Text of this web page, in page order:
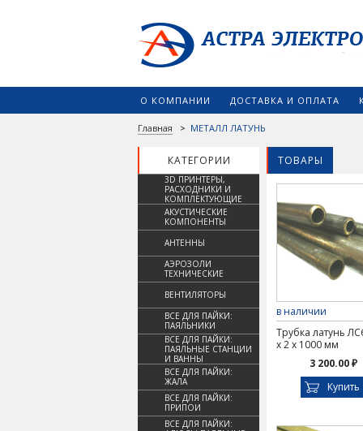
О КОМПАНИИ ДОСТАВКА И ОПЛАТА
Главная > МЕТАЛЛ ЛАТУНЬ
КАТЕГОРИИ ТОВАРЫ
3D ПРИНТЕРЫ,
РАСХОДНИКИ И
КОМПЛЕКТУЮЩИЕ
АКУСТИЧЕСКИЕ
КОМПОНЕНТЫ
АНТЕННЫ
АЭРОЗОЛИ
ТЕХНИЧЕСКИЕ
ВЕНТИЛЯТОРЫ
ВСЕ ДЛЯ ПАЙКИ:
ПАЯЛЬНИКИ
ВСЕ ДЛЯ ПАЙКИ:
ПАЯЛЬНЫЕ СТАНЦИИ
И ВАННЫ
ВСЕ ДЛЯ ПАЙКИ:
ЖАЛА
ВСЕ ДЛЯ ПАЙКИ:
ПРИПОИ
ВСЕ ДЛЯ ПАЙКИ:
в наличии
Трубка латунь
х 2 х 1000 мм
3 200.00 ₽
Купить